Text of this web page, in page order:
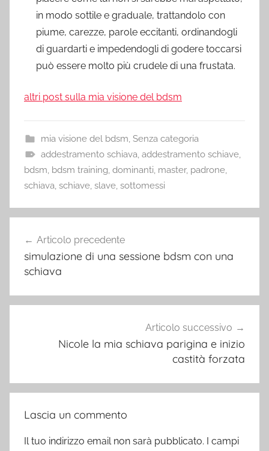
in modo sottile e graduale, trattandolo con
piume, carezze, parole eccitanti, ordinandogli
di guardarti e impedendogli di godere toccarsi
può essere molto più crudele di una frustata.
altri post sulla mia visione del bdsm
mia visione del bdsm, Senza categoria
addestramento schiava, addestramento schiave,
bdsm, bdsm training, dominanti, master, padrone,
schiava, schiave, slave, sottomessi
articoli
Articolo precedente
simulazione di una sessione bdsm con una
schiava
Articolo successivo
Nicole la mia schiava parigina e inizio
castità forzata
Lascia un commento
Il tuo indirizzo email non sarà pubblicato. I campi